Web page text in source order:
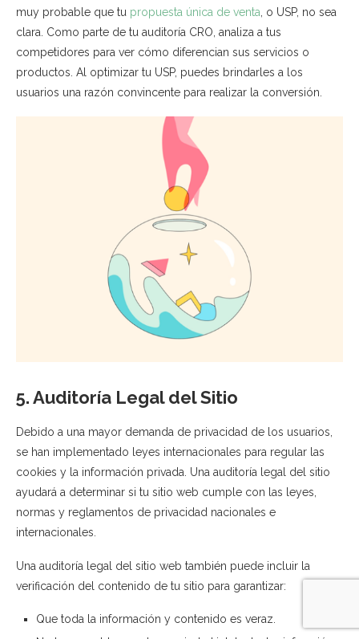
muy probable que tu propuesta única de venta , o USP, no sea
clara. Como parte de tu auditoría CRO, analiza a tus
competidores para ver cómo diferencian sus servicios o
productos. Al optimizar tu USP, puedes brindarles a los
usuarios una razón convincente para realizar la conversión.
5. Auditoría Legal del Sitio
Debido a una mayor demanda de privacidad de los usuarios,
se han implementado leyes internacionales para regular las
cookies y la información privada. Una auditoría legal del sitio
ayudará a determinar si tu sitio web cumple con las leyes,
normas y reglamentos de privacidad nacionales e
internacionales.
Una auditoría legal del sitio web también puede incluir la
verificación del contenido de tu sitio para garantizar:
Que toda la información y contenido es veraz.